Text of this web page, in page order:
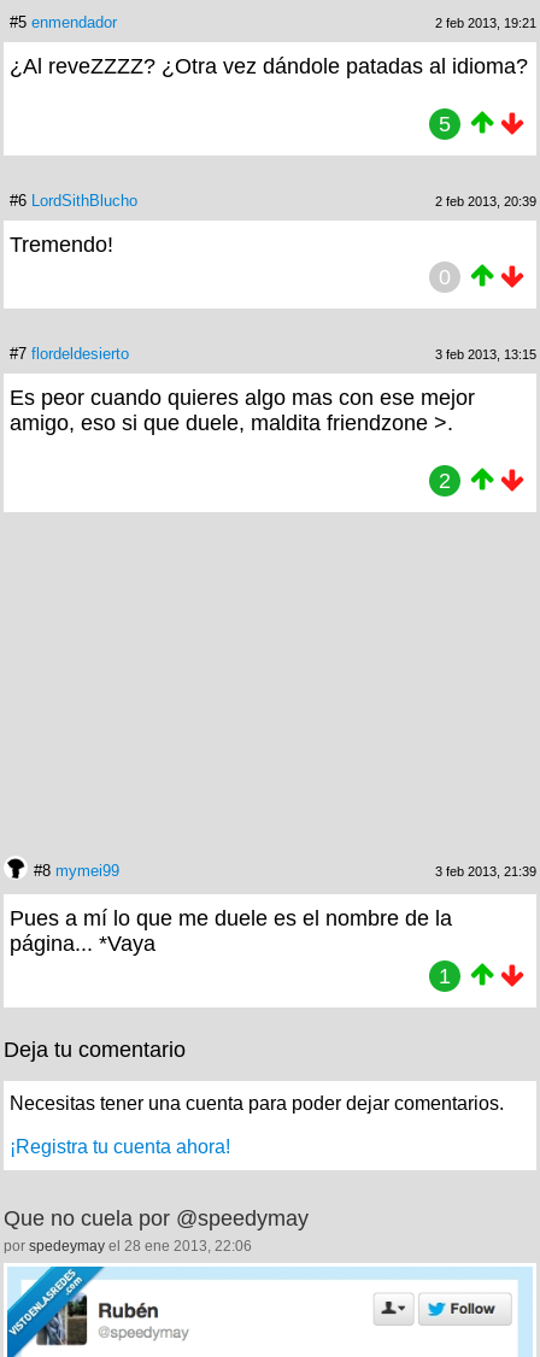
#5 enmendador 2 feb 2013, 19:21
¿Al reveZZZZ? ¿Otra vez dándole patadas al idioma?
5
#6 LordSithBlucho 2 feb 2013, 20:39
Tremendo!
0
#7 flordeldesierto 3 feb 2013, 13:15
Es peor cuando quieres algo mas con ese mejor
amigo, eso si que duele, maldita friendzone >.
2
#8 mymei99 3 feb 2013, 21:39
Pues a mí lo que me duele es el nombre de la
página... *Vaya
1
Deja tu comentario
Necesitas tener una cuenta para poder dejar comentarios.
¡Registra tu cuenta ahora!
Que no cuela por @speedymay
por spedeymay el 28 ene 2013, 22:06